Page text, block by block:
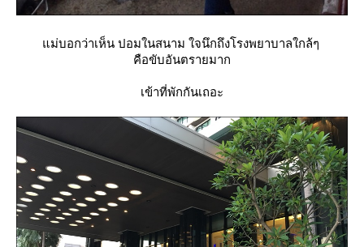
ม่บอกว่าเห็น ปอมในสนาม ใจนึกถึงโรงพยาบาลใกล้ๆ
คือขับอันตรายมาก
เข้าที่พักกันเถอะ